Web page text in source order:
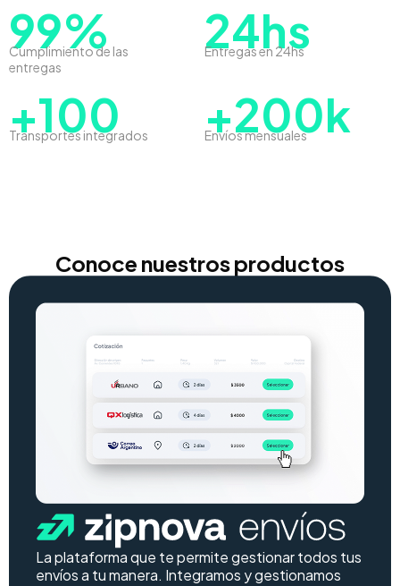
99%
Cumplimiento de las
entregas
24hs
Entregas en 24hs
+100
Transportes integrados +200k
Envíos mensuales
Conoce nuestros productos
La plataforma que te permite gestionar todos tus
envíos a tu manera. Integramos y gestionamos